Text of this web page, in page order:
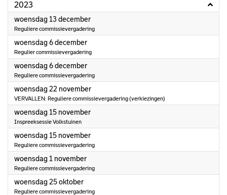
2023
woensdag 13 december2023
Reguliere commissievergadering
woensdag 6 december2023
Regulier commissievergadering
woensdag 6 december2023
Reguliere commissievergadering
woensdag 22 november2023
VERVALLEN: Reguliere commissievergadering (verkiezingen)
woensdag 15 november2023
Inspreeksessie Volkstuinen
woensdag 15 november2023
Reguliere commissievergadering
woensdag 1 november2023
Reguliere commissievergadering
woensdag 25 oktober2023
Reguliere commissievergadering